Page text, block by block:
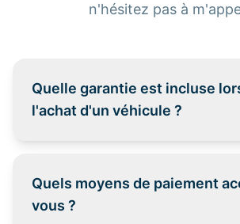
n'hésitez pas à
Quelle garantie est incluse
l'achat d'un véhicule ?
Quels moyens de paiement
vous ?